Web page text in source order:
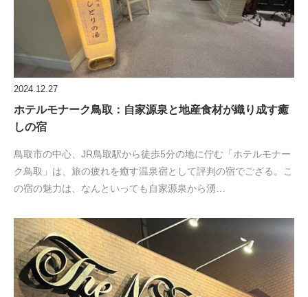
2024.12.27
ホテルモナーク鳥取：自家源泉と地産食材が織り成す癒
しの宿
鳥取市の中心、JR鳥取駅から徒歩5分の地に佇む「ホテルモナー
ク鳥取」は、旅の疲れを癒す温泉宿として評判の宿でござる。こ
の宿の魅力は、なんといっても自家源泉から湧…